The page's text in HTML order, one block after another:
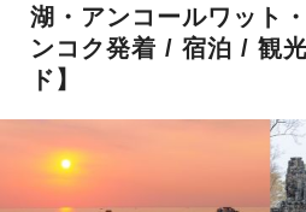
湖・アンコールワット
ンコク発着 / 宿泊 / 観
ド】